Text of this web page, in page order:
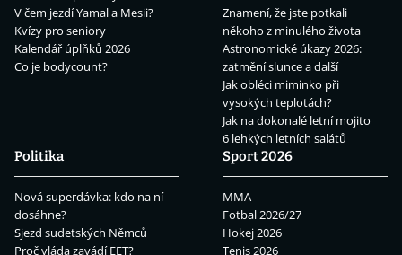
V čem jezdí Yamal a Mesii?
Kvízy pro seniory
Kalendář úplňků 2026
Co je bodycount?
Znamení, že jste potkali
někoho z minulého života
Astronomické úkazy 2026:
zatmění slunce a další
Jak obléci miminko při
vysokých teplotách?
Jak na dokonalé letní mojito
6 lehkých letních salátů
Politika
Nová superdávka: kdo na ní
dosáhne?
Sjezd sudetských Němců
Proč vláda zavádí EET?
Sport 2026
MMA
Fotbal 2026/27
Hokej 2026
Tenis 2026